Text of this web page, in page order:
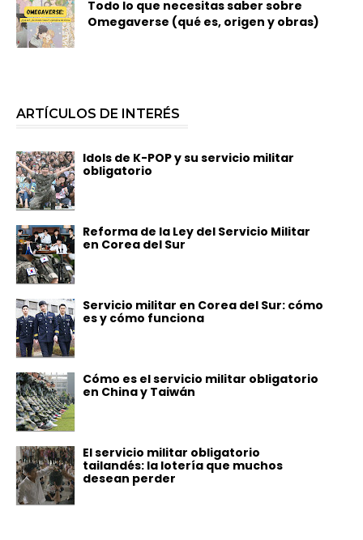
Todo lo que necesitas saber sobre
Omegaverse (qué es, origen y obras)
ARTÍCULOS DE INTERÉS
Idols de K-POP y su servicio militar
obligatorio
Reforma de la Ley del Servicio Militar
en Corea del Sur
Servicio militar en Corea del Sur: cómo
es y cómo funciona
Cómo es el servicio militar obligatorio
en China y Taiwán
El servicio militar obligatorio
tailandés: la lotería que muchos
desean perder